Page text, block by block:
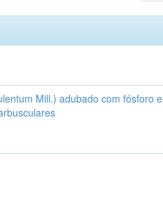
Mill.) adubado com fósforo e